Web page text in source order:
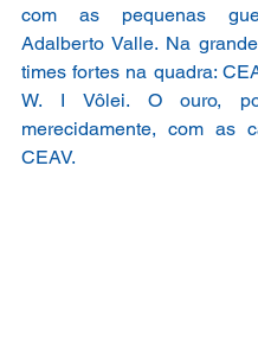
com as pequenas
Adalberto Valle. Na
times fortes na quadra:
W. I Vôlei. O ouro,
merecidamente, com as
CEAV.